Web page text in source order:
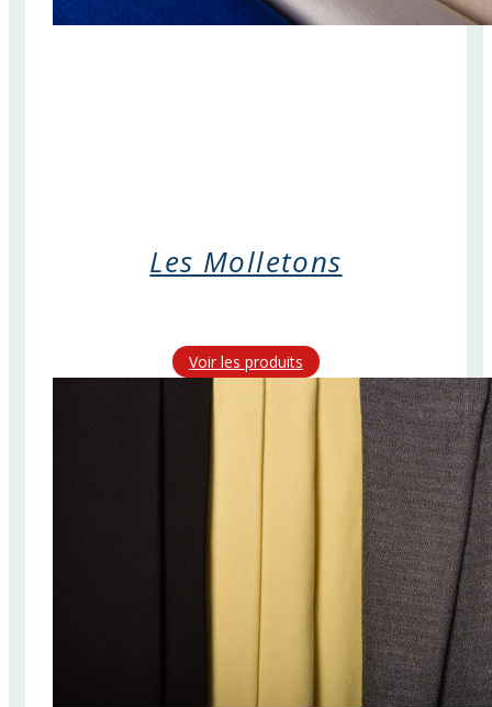
Les Molletons
Voir les produits